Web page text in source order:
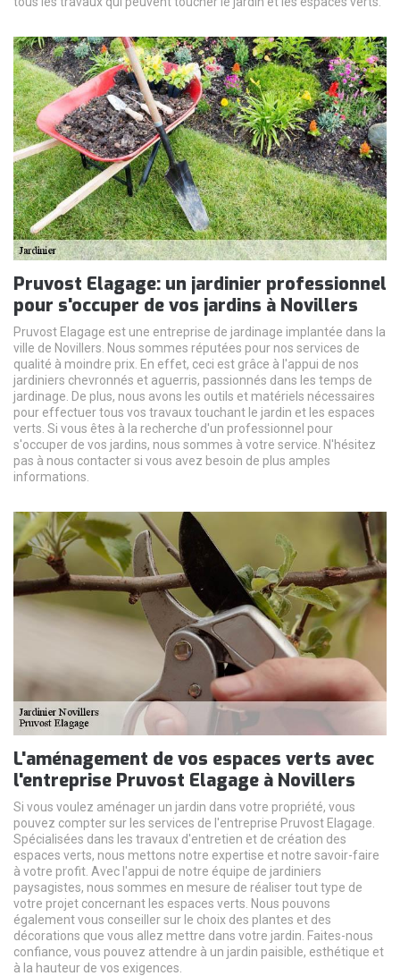
Pruvost Elagage: un jardinier professionnel
pour s'occuper de vos jardins à Novillers
Pruvost Elagage est une entreprise de jardinage implantée dans la
ville de Novillers. Nous sommes réputées pour nos services de
qualité à moindre prix. En effet, ceci est grâce à l'appui de nos
jardiniers chevronnés et aguerris, passionnés dans les temps de
jardinage. De plus, nous avons les outils et matériels nécessaires
pour effectuer tous vos travaux touchant le jardin et les espaces
verts. Si vous êtes à la recherche d'un professionnel pour
s'occuper de vos jardins, nous sommes à votre service. N'hésitez
pas à nous contacter si vous avez besoin de plus amples
informations.
L'aménagement de vos espaces verts avec
l'entreprise Pruvost Elagage à Novillers
Si vous voulez aménager un jardin dans votre propriété, vous
pouvez compter sur les services de l'entreprise Pruvost Elagage.
Spécialisées dans les travaux d'entretien et de création des
espaces verts, nous mettons notre expertise et notre savoir-faire
à votre profit. Avec l'appui de notre équipe de jardiniers
paysagistes, nous sommes en mesure de réaliser tout type de
votre projet concernant les espaces verts. Nous pouvons
également vous conseiller sur le choix des plantes et des
décorations que vous allez mettre dans votre jardin. Faites-nous
confiance, vous pouvez attendre à un jardin paisible, esthétique et
à la hauteur de vos exigences.